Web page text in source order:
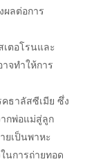
ผลต่อการ
เตอโรนและ
จทำให้การ
ธาลัสซีเมีย ซึ่ง
กพ่อแม่สู่ลูก
ยเป็นพาหะ
นการถ่ายทอด